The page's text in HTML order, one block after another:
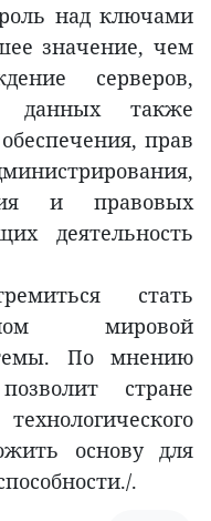
над ключами
значение, чем
серверов,
данных также
прав
и правовых
деятельность
стать
мировой
По мнению
стране
основу для
.